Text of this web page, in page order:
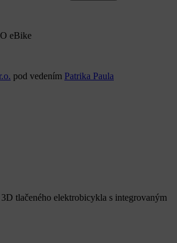
eBike
pod vedením Patrika Paula
tlačeného elektrobicykla s integrovaným